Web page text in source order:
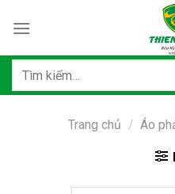
qua
dungTìm
Trang chủ / Áo